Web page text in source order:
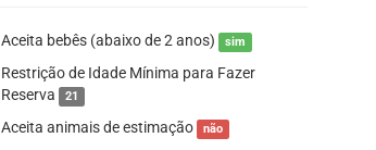
Aceita bebês (abaixo de 2 anos) sim
Restrição de Idade Mínima para Fazer
Reserva
21
Aceita animais de estimação não